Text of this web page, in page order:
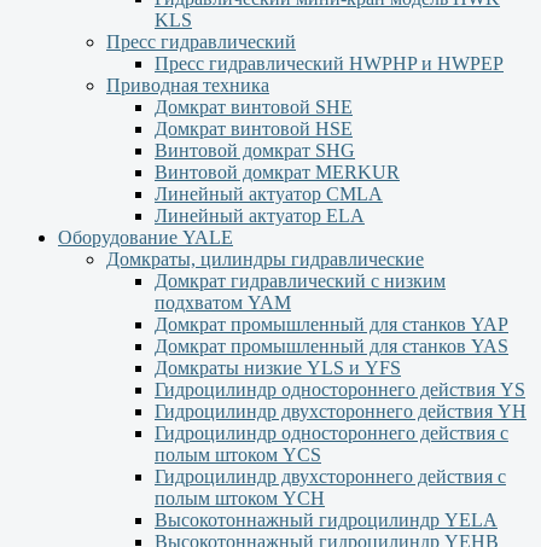
KLS
Пресс гидравлический
Пресс гидравлический HWPHP и HWPEP
Приводная техника
Домкрат винтовой SHE
Домкрат винтовой HSE
Винтовой домкрат SHG
Винтовой домкрат MERKUR
Линейный актуатор CMLA
Линейный актуатор ЕLA
Оборудование YALE
Домкраты, цилиндры гидравлические
Домкрат гидравлический с низким
подхватом YAM
Домкрат промышленный для станков YAP
Домкрат промышленный для станков YAS
Домкраты низкие YLS и YFS
Гидроцилиндр одностороннего действия YS
Гидроцилиндр двухстороннего действия YН
Гидроцилиндр одностороннего действия с
полым штоком YСS
Гидроцилиндр двухстороннего действия с
полым штоком YСН
Высокотоннажный гидроцилиндр YELA
Высокотоннажный гидроцилиндр YEHВ